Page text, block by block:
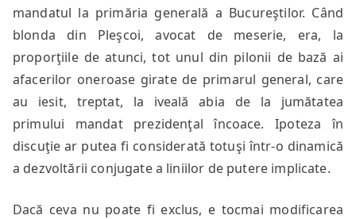
mandatul la primăria generală a Bucureştilor. Când
blonda din Pleşcoi, avocat de meserie, era, la
proporţiile de atunci, tot unul din pilonii de bază ai
afacerilor oneroase girate de primarul general, care
au iesit, treptat, la iveală abia de la jumătatea
primului mandat prezidenţal încoace. Ipoteza în
discuţie ar putea fi considerată totuşi într-o dinamică
a dezvoltării conjugate a liniilor de putere implicate.
Dacă ceva nu poate fi exclus, e tocmai modificarea